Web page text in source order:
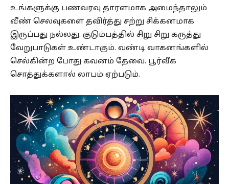
உங்களுக்கு பணவரவு தாரளமாக அமைந்தாலும்
வீண் செலவுகளை தவிர்த்து சற்று சிக்கனமாக
இருப்பது நல்லது. குடும்பத்தில் சிறு சிறு கருத்து
வேறுபாடுகள் உண்டாகும். வண்டி வாகனங்களில்
செல்கின்ற போது கவனம் தேவை. பூர்வீக
சொத்துக்களால் லாபம் ஏற்படும்.